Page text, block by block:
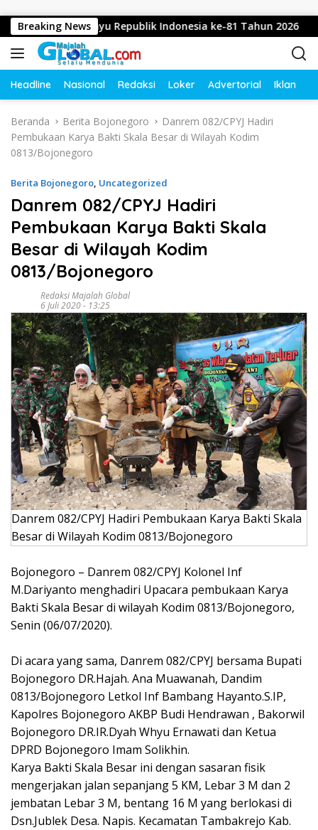
Breaking News
Dirgahayu Republik Indonesia ke-81 Tahun 2026
Headline Nasional Redaksi Loker Advertorial Iklan
Beranda Berita Bojonegoro
Danrem 082/CPYJ Hadiri
Pembukaan Karya Bakti Skala Besar di Wilayah Kodim
0813/Bojonegoro
Berita Bojonegoro, Uncategorized
Danrem 082/CPYJ Hadiri
Pembukaan Karya Bakti Skala
Besar di Wilayah Kodim
0813/Bojonegoro
Redaksi Majalah Global
6 Juli 2020 - 13:25
Danrem 082/CPYJ Hadiri Pembukaan Karya Bakti Skala
Besar di Wilayah Kodim 0813/Bojonegoro
Bojonegoro – Danrem 082/CPYJ Kolonel Inf
M.Dariyanto menghadiri Upacara pembukaan Karya
Bakti Skala Besar di wilayah Kodim 0813/Bojonegoro,
Senin (06/07/2020).
Di acara yang sama, Danrem 082/CPYJ bersama Bupati
Bojonegoro DR.Hajah. Ana Muawanah, Dandim
0813/Bojonegoro Letkol Inf Bambang Hayanto.S.IP,
Kapolres Bojonegoro AKBP Budi Hendrawan , Bakorwil
Bojonegoro DR.IR.Dyah Whyu Ernawati dan Ketua
DPRD Bojonegoro Imam Solikhin.
Karya Bakti Skala Besar ini dengan sasaran fisik
mengerjakan jalan sepanjang 5 KM, Lebar 3 M dan 2
jembatan Lebar 3 M, bentang 16 M yang berlokasi di
Dsn.Jublek Desa. Napis. Kecamatan Tambakrejo Kab.